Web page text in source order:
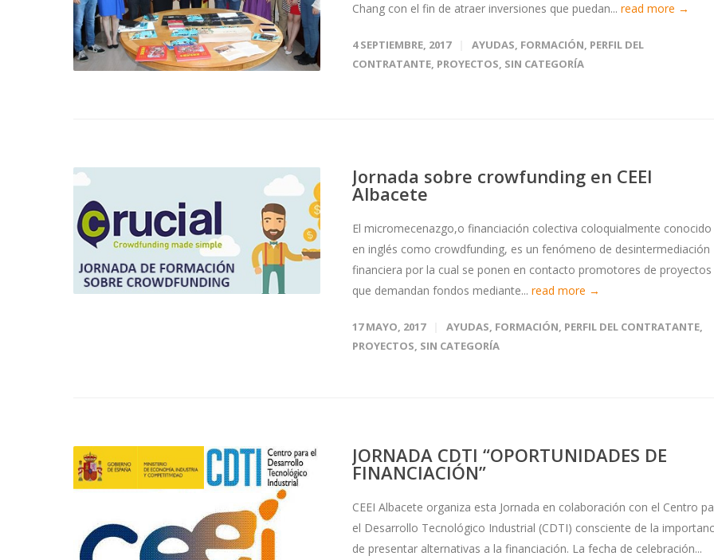
Chang con el fin de atraer inversiones que puedan... read more →
4 SEPTIEMBRE, 2017 AYUDAS, FORMACIÓN, PERFIL DEL
CONTRATANTE, PROYECTOS, SIN CATEGORÍA
Jornada sobre crowfunding en CEEI
Albacete
El micromecenazgo,o financiación colectiva coloquialmente conocido
en inglés como crowdfunding, es un fenómeno de desintermediación
financiera por la cual se ponen en contacto promotores de proyectos
que demandan fondos mediante... read more →
17 MAYO, 2017 AYUDAS, FORMACIÓN, PERFIL DEL CONTRATANTE,
PROYECTOS, SIN CATEGORÍA
JORNADA CDTI “OPORTUNIDADES DE
FINANCIACIÓN”
CEEI Albacete organiza esta Jornada en colaboración con el Centro
el Desarrollo Tecnológico Industrial (CDTI) consciente de la
de presentar alternativas a la financiación. La fecha de celebración...